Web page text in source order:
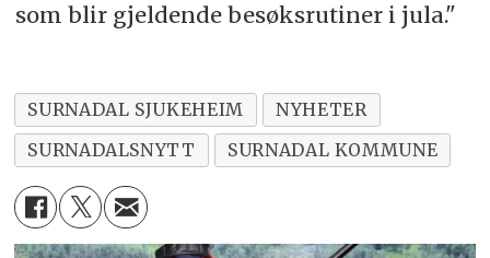
som blir gjeldende besøksrutiner i jula."
SURNADAL SJUKEHEIM
NYHETER
SURNADALSNYTT
SURNADAL KOMMUNE